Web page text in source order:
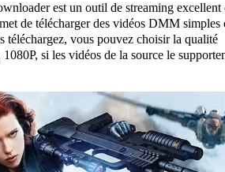
est un outil de streaming excellent
de télécharger des vidéos DMM simples
téléchargez, vous pouvez choisir la qualité
si les vidéos de la source le